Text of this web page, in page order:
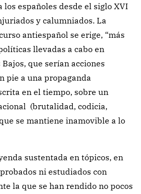
los españoles desde el siglo XVI
y calumniados. La
antiespañol se erige, “más
llevadas a cabo en
que serían acciones
pie a una propaganda
en el tiempo, sobre un
(brutalidad, codicia,
se mantiene inamovible a lo
sustentada en tópicos, en
ni estudiados con
la que se han rendido no pocos